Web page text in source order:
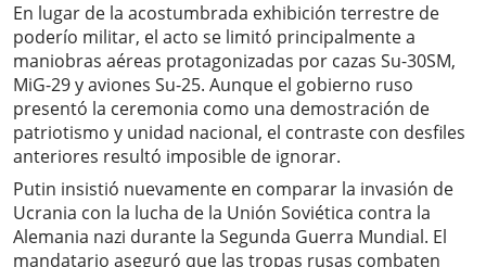
En lugar de la acostumbrada exhibición terrestre de
poderío militar, el acto se limitó principalmente a
maniobras aéreas protagonizadas por cazas Su-30SM,
MiG-29 y aviones Su-25. Aunque el gobierno ruso
presentó la ceremonia como una demostración de
patriotismo y unidad nacional, el contraste con desfiles
anteriores resultó imposible de ignorar.
Putin insistió nuevamente en comparar la invasión de
Ucrania con la lucha de la Unión Soviética contra la
Alemania nazi durante la Segunda Guerra Mundial. El
mandatario aseguró que las tropas rusas combaten